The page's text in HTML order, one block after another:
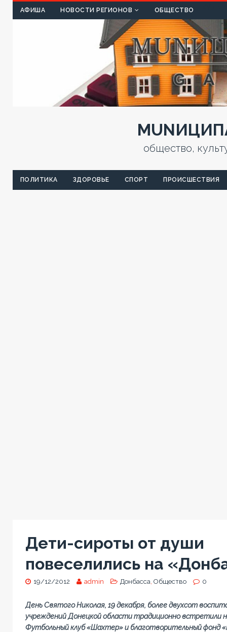
АФИША НОВОСТИ РЕГИОНОВ ОБЩЕСТВО
общество,
ПОЛИТИКА ЗДОРОВЬЕ СПОРТ ПРОИСШЕСТВИЯ
Дети-сироты от души
повеселились на
19/12/2012 admin Донбасса Общество 0
День Святого Николая, 19 декабря, более двухсот
учреждений Донецкой области традиционно встретили
Футбольный клуб «Шахтер» и благотворительный фонд